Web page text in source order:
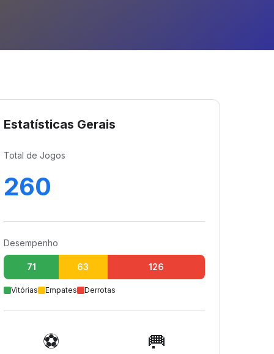
Estatísticas Gerais
Total de Jogos
260
Desempenho
71 63 126
Vitórias Empates Derrotas
⚽ 🥅